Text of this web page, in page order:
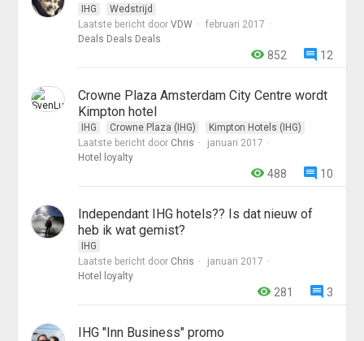
IHG
Wedstrijd
Laatste bericht doorVDW
februari 2017
Deals Deals Deals
12
852
Crowne Plaza Amsterdam City Centre wordt
Kimpton hotel
IHG Crowne Plaza (IHG)
Kimpton Hotels (IHG)
Laatste bericht door Chris
januari 2017
Hotel loyalty
10
488
Independant IHG hotels?? Is dat nieuw of
heb ik wat gemist?
IHG
Laatste bericht door Chris
januari 2017
Hotel loyalty
3
281
IHG "Inn Business" promo